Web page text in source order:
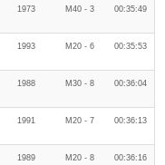
1973 M40 - 3 00:35:49
1993 M20 - 6 00:35:53
1988 M30 - 8 00:36:04
1991 M20 - 7 00:36:13
1989 M20 - 8 00:36:16